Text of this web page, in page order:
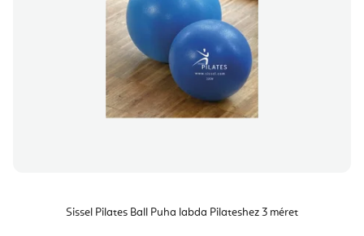
Sissel Pilates Ball Puha labda Pilateshez 3 méret